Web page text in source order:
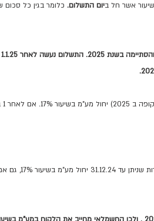
אשר חל ביום התשלום.
בשירות חד-פעמי שיעור המע"מ יקבע